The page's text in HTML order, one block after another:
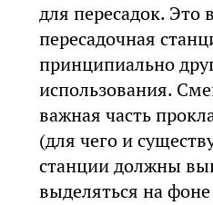
для пересадок. Это
пересадочная
принципиально
использования.
важная часть
(для чего и
станции должны
выделяться на